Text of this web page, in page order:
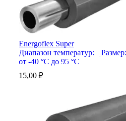
Energoflex Super
Диапазон температур:
от -40 °С до 95 °С
Размер:
15,00 ₽